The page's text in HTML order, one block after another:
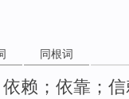
同根词
依赖；依靠；